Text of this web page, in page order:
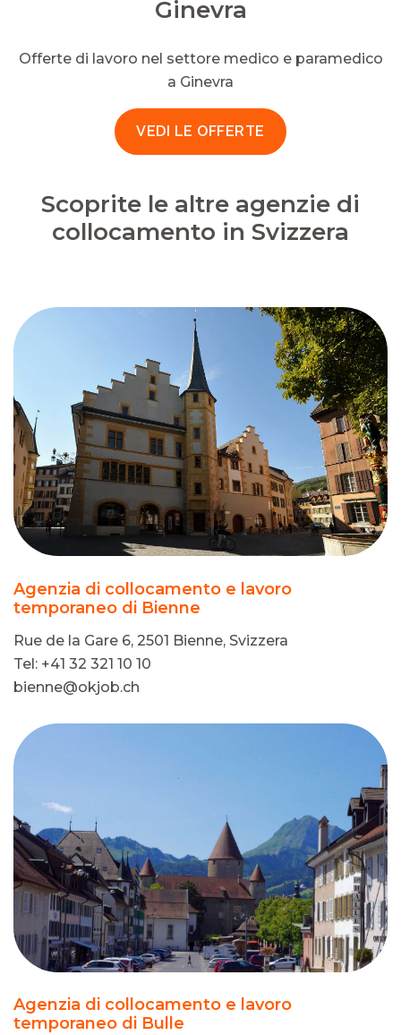
Ginevra
Offerte di lavoro nel settore medico e paramedico
a Ginevra
VEDI LE OFFERTE
Scoprite le altre agenzie di
collocamento in Svizzera
Agenzia di collocamento e lavoro
temporaneo di Bienne
Rue de la Gare 6, 2501 Bienne, Svizzera
Tel: +41 32 321 10 10
bienne@okjob.ch
Agenzia di collocamento e lavoro
temporaneo di Bulle